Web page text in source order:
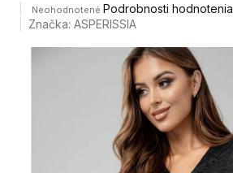
Priemerné
hodnotenie
Neohodnotené Podrobnosti hodnotenia
Značka:ASPERISSIA